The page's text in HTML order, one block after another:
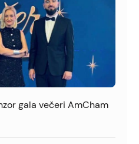
gala večeri AmCham